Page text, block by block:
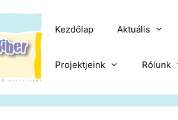
Kezdőlap Aktuális
Projektjeink Rólunk